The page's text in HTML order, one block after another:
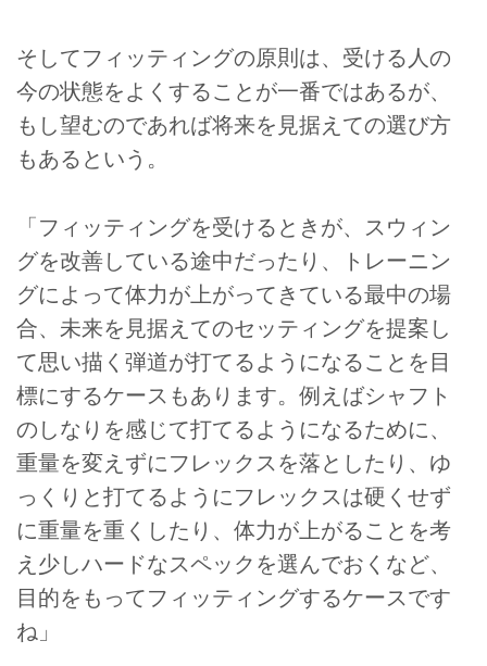
そしてフィッティングの原則は、受ける人の
今の状態をよくすることが一番ではあるが、
もし望むのであれば将来を見据えての選び方
もあるという。
「フィッティングを受けるときが、スウィン
グを改善している途中だったり、トレーニン
グによって体力が上がってきている最中の場
合、未来を見据えてのセッティングを提案し
て思い描く弾道が打てるようになることを目
標にするケースもあります。例えばシャフト
のしなりを感じて打てるようになるために、
重量を変えずにフレックスを落としたり、ゆ
っくりと打てるようにフレックスは硬くせず
に重量を重くしたり、体力が上がることを考
え少しハードなスペックを選んでおくなど、
目的をもってフィッティングするケースです
ね」